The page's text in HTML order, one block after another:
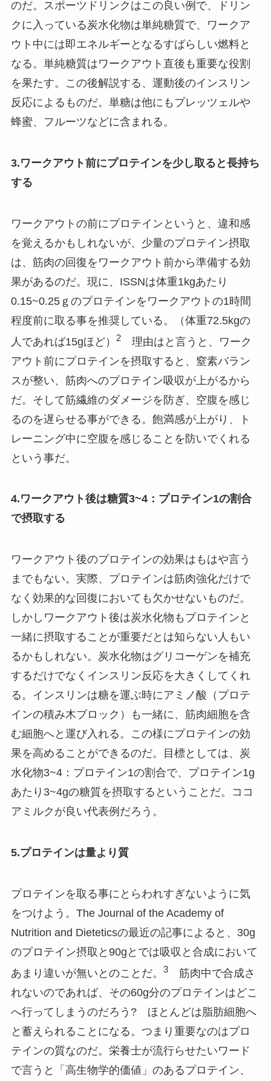
のだ。スポーツドリンクはこの良い例で、ドリン
クに入っている炭水化物は単純糖質で、ワークア
ウト中には即エネルギーとなるすばらしい燃料と
なる。単純糖質はワークアウト直後も重要な役割
を果たす。この後解説する、運動後のインスリン
反応によるものだ。単糖は他にもプレッツェルや
蜂蜜、フルーツなどに含まれる。
3.ワークアウト前にプロテインを少し取ると長持ち
する
ワークアウトの前にプロテインというと、違和感
を覚えるかもしれないが、少量のプロテイン摂取
は、筋肉の回復をワークアウト前から準備する効
果があるのだ。現に、ISSNは体重1kgあたり
0.15~0.25ｇのプロテインをワークアウトの1時間
程度前に取る事を推奨している。（体重72.5kgの
人であれば15gほど）
2理由はと言うと、ワーク
アウト前にプロテインを摂取すると、窒素バラン
スが整い、筋肉へのプロテイン吸収が上がるから
だ。そして筋繊維のダメージを防ぎ、空腹を感じ
るのを遅らせる事ができる。飽満感が上がり、ト
レーニング中に空腹を感じることを防いでくれる
という事だ。
4.ワークアウト後は糖質3~4：プロテイン1の割合
で摂取する
ワークアウト後のプロテインの効果はもはや言う
までもない。実際、プロテインは筋肉強化だけで
なく効果的な回復においても欠かせないものだ。
しかしワークアウト後は炭水化物もプロテインと
一緒に摂取することが重要だとは知らない人もい
るかもしれない。炭水化物はグリコーゲンを補充
するだけでなくインスリン反応を大きくしてくれ
る。インスリンは糖を運ぶ時にアミノ酸（プロテ
インの積み木ブロック）も一緒に、筋肉細胞を含
む細胞へと運び入れる。この様にプロテインの効
果を高めることができるのだ。目標としては、炭
水化物3~4：プロテイン1の割合で、プロテイン1g
あたり3~4gの糖質を摂取するということだ。ココ
アミルクが良い代表例だろう。
5.プロテインは量より質
プロテインを取る事にとらわれすぎないように気
をつけよう。The Journal of the Academy of
Nutrition and Dieteticsの最近の記事によると、30g
のプロテイン摂取と90gとでは吸収と合成において
あまり違いが無いとのことだ。 3筋肉中で合成さ
れないのであれば、その60g分のプロテインはどこ
へ行ってしまうのだろう? ほとんどは脂肪細胞へ
と蓄えられることになる。つまり重要なのはプロ
テインの質なのだ。栄養士が流行らせたいワード
で言うと「高生物学的価値」のあるプロテイン、